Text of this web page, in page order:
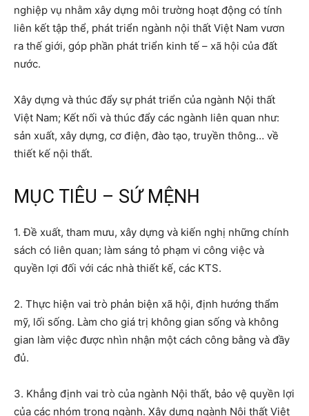
nghiệp vụ nhằm xây dựng môi trường hoạt động có tính
liên kết tập thể, phát triển ngành nội thất Việt Nam vươn
ra thế giới, góp phần phát triển kinh tế – xã hội của đất
nước.
Xây dựng và thúc đẩy sự phát triển của ngành Nội thất
Việt Nam; Kết nối và thúc đẩy các ngành liên quan như:
sản xuất, xây dựng, cơ điện, đào tạo, truyền thông… về
thiết kế nội thất.
MỤC TIÊU – SỨ MỆNH
1. Đề xuất, tham mưu, xây dựng và kiến nghị những chính
sách có liên quan; làm sáng tỏ phạm vi công việc và
quyền lợi đối với các nhà thiết kế, các KTS.
2. Thực hiện vai trò phản biện xã hội, định hướng thẩm
mỹ, lối sống. Làm cho giá trị không gian sống và không
gian làm việc được nhìn nhận một cách công bằng và đầy
đủ.
3. Khẳng định vai trò của ngành Nội thất, bảo vệ quyền lợi
của các nhóm trong ngành. Xây dựng ngành Nội thất Việt